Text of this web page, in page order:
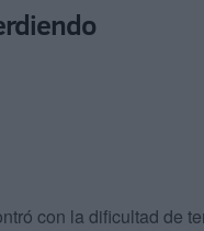
con la dificultad de